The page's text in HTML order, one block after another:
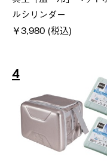
ルシリンダー
￥3,980 (税込)
4